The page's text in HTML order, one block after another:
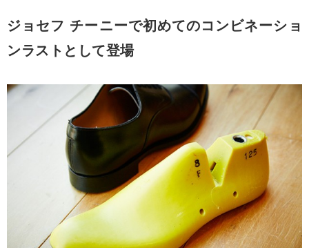
ジョセフ チーニーで初めてのコンビネーショ
ンラストとして登場